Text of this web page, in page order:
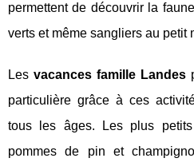
permettent de découvrir la
verts et même sangliers au petit
Lesvacances famille Landes
particulière grâce à ces
tous les âges. Les plus
pommes de pin et